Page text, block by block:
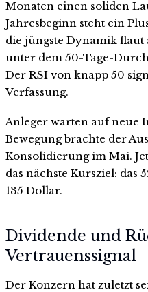
Monaten einen soliden
Jahresbeginn steht ein
die jüngste Dynamik flaut
unter dem 50-Tage-
Der RSI von knapp 50
Verfassung.
Anleger warten auf neue
Bewegung brachte der
Konsolidierung im Mai.
das nächste Kursziel: das
135 Dollar.
Dividende und
Vertrauenssignal
Der Konzern hat zuletzt